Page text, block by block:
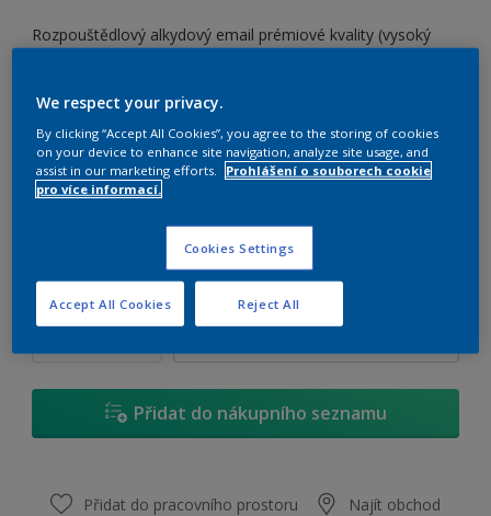
Rozpouštědlový alkydový email prémiové kvality (vysoký
P8.50.31
Změnit odstín
Velikost
2,5 L
Přidat do nákupního seznamu
Přidat do pracovního prostoru Najít obchod
We respect your privacy.
By clicking “Accept All Cookies”, you agree to the storing of cookies
on your device to enhance site navigation, analyze site usage, and
assist in our marketing efforts.
Prohlášení o souborech cookie
pro více informací.
Cookies Settings
Reject All
Accept All Cookies